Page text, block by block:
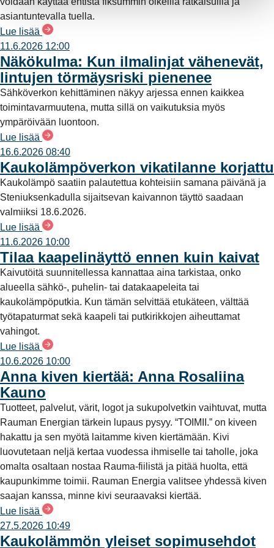
asiantuntevalla tuella.
Lue lisää
11.6.2026 12:00
Näkökulma: Kun ilmalinjat vähenevät,
lintujen törmäysriski pienenee
Sähköverkon kehittäminen näkyy arjessa ennen kaikkea
toimintavarmuutena, mutta sillä on vaikutuksia myös
ympäröivään luontoon.
Lue lisää
16.6.2026 08:40
Kaukolämpöverkon vikatilanne korjattu
Kaukolämpö saatiin palautettua kohteisiin samana päivänä ja
Steniuksenkadulla sijaitsevan kaivannon täyttö saadaan
valmiiksi 18.6.2026.
Lue lisää
11.6.2026 10:00
Tilaa kaapelinäyttö ennen kuin kaivat
Kaivutöitä suunnitellessa kannattaa aina tarkistaa, onko
alueella sähkö-, puhelin- tai datakaapeleita tai
kaukolämpöputkia. Kun tämän selvittää etukäteen, välttää
työtapaturmat sekä kaapeli tai putkirikkojen aiheuttamat
vahingot.
Lue lisää
10.6.2026 10:00
Anna kiven kiertää: Anna Rosaliina
Kauno
Tuotteet, palvelut, värit, logot ja sukupolvetkin vaihtuvat, mutta
Rauman Energian tärkein lupaus pysyy. “TOIMII.” on kiveen
hakattu ja sen myötä laitamme kiven kiertämään. Kivi
luovutetaan neljä kertaa vuodessa ihmiselle tai taholle, joka
omalta osaltaan nostaa Rauma-fiilistä ja pitää huolta, että
kaupunkimme toimii. Rauman Energia valitsee yhdessä kiven
saajan kanssa, minne kivi seuraavaksi kiertää.
Lue lisää
27.5.2026 10:49
Kaukolämmön yleiset sopimusehdot